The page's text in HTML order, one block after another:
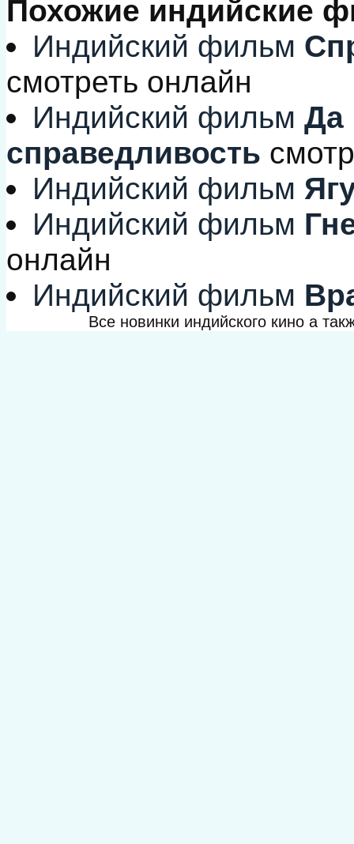
Похожие индийские
Индийский фильм
смотреть онлайн
Индийский фильм Да
справедливость
Индийский фильм
Индийский фильм
онлайн
Индийский фильм
Все новинки индийского кино а